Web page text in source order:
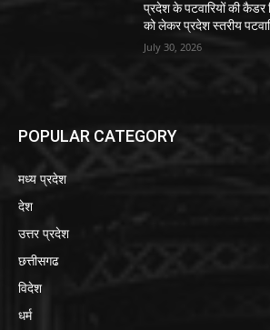
प्रदेश के पटवारियों की कैडर
को लेकर प्रदेश स्तरीय
July 30, 2026
POPULAR CATEGORY
मध्य प्रदेश
देश
उत्तर प्रदेश
छत्तीसगढ
विदेश
धर्म